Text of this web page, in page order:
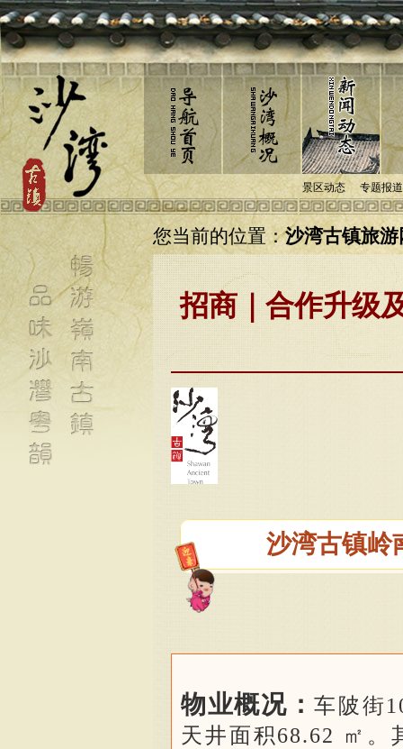
景区动态 专题报道
您当前的位置：沙湾古镇旅
招商｜合作升级
沙湾古镇岭
物业概况：车陂街
天井面积68.62 ㎡。